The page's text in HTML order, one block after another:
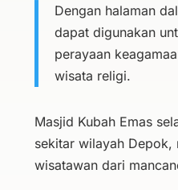
Dengan halaman
dapat digunakan
perayaan
wisata religi.
Masjid Kubah Emas
sekitar wilayah Depok,
wisatawan dari